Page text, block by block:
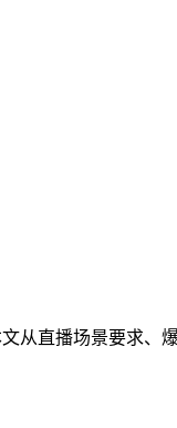
从直播场景要求、